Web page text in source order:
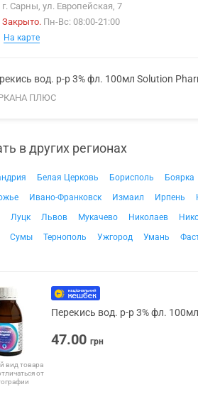
г. Сарны, ул. Европейская, 7
Закрыто. Пн-Вс: 08:00-21:00
На карте
вод. р-р 3% фл. 100мл Solution
ПЛЮС
в других регионах
Белая Церковь Борисполь Боярка
Ивано-Франковск Измаил Ирпень
Луцк Львов Мукачево Николаев
Сумы Тернополь Ужгород Умань
вид товара
от
Перекись вод. р-р 3% фл.
47.00 грн